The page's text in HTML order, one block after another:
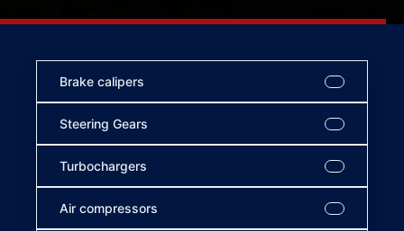
Brake calipers
Steering Gears
Turbochargers
Air compressors